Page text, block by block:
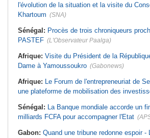
l'évolution de la situation et la visite du
Khartoum (SNA)
Sénégal: Procès de trois chroniqueurs
PASTEF (L'Observateur Paalga)
Afrique: Visite du Président de la
Dame à Yamoussoukro (Gabonews)
Afrique: Le Forum de l'entrepreneuriat de
une plateforme de mobilisation des
Sénégal: La Banque mondiale accorde un
milliards FCFA pour accompagner l'Etat
Gabon: Quand une tribune redonne espoir -